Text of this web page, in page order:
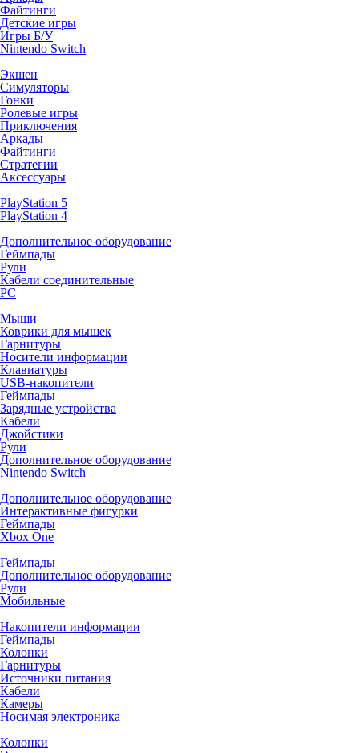
Файтинги
Детские игры
Игры Б/У
Nintendo Switch
Экшен
Симуляторы
Гонки
Ролевые игры
Приключения
Аркады
Файтинги
Стратегии
Аксессуары
PlayStation 5
PlayStation 4
Дополнительное оборудование
Геймпады
Рули
Кабели соединительные
PC
Мыши
Коврики для мышек
Гарнитуры
Носители информации
Клавиатуры
USB-накопители
Геймпады
Зарядные устройства
Кабели
Джойстики
Рули
Дополнительное оборудование
Nintendo Switch
Дополнительное оборудование
Интерактивные фигурки
Геймпады
Xbox One
Геймпады
Дополнительное оборудование
Рули
Мобильные
Накопители информации
Геймпады
Колонки
Гарнитуры
Источники питания
Кабели
Камеры
Носимая электроника
Колонки